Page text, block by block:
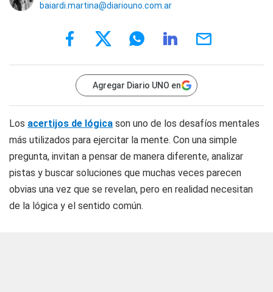
baiardi.martina@diariouno.com.ar
Agregar Diario UNO en
Los acertijos de lógica son uno de los desafíos mentales
más utilizados para ejercitar la mente. Con una simple
pregunta, invitan a pensar de manera diferente, analizar
pistas y buscar soluciones que muchas veces parecen
obvias una vez que se revelan, pero en realidad necesitan
de la lógica y el sentido común.